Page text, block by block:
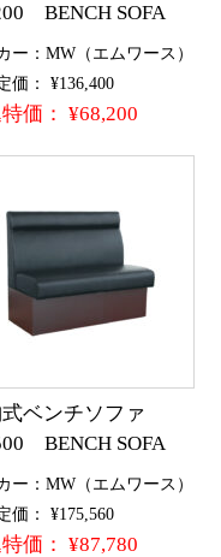
BENCH SOFA
ー：MW（エムワース）
価： ¥136,400
価： ¥68,200
ベンチソファ
BENCH SOFA
ー：MW（エムワース）
価： ¥175,560
価： ¥87,780